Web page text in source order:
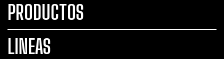
PRODUCTOS
LINEAS